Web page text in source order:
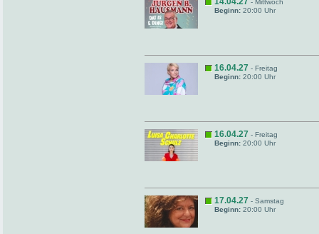
- Mittwoch
Beginn: 20:00 Uhr
16.04.27 - Freitag
Beginn: 20:00 Uhr
16.04.27 - Freitag
Beginn: 20:00 Uhr
17.04.27 - Samstag
Beginn: 20:00 Uhr